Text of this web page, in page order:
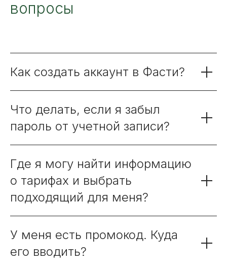
вопросы
Как создать аккаунт в Фасти?
Что делать, если я забыл
пароль от учетной записи?
Где я могу найти информацию
о тарифах и выбрать
подходящий для меня?
У меня есть промокод. Куда
его вводить?